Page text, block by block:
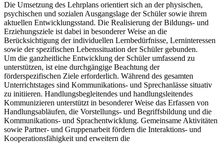
Die Umsetzung des Lehrplans orientiert sich an der physischen,
psychischen und sozialen Ausgangslage der Schüler sowie ihrem
aktuellen Entwicklungsstand. Die Realisierung der Bildungs- und
Erziehungsziele ist dabei in besonderer Weise an die
Berücksichtigung der individuellen Lernbedürfnisse, Lerninteressen
sowie der spezifischen Lebenssituation der Schüler gebunden.
Um die ganzheitliche Entwicklung der Schüler umfassend zu
unterstützen, ist eine durchgängige Beachtung der
förderspezifischen Ziele erforderlich. Während des gesamten
Unterrichtstages sind Kommunikations- und Sprechanlässe situativ
zu initiieren. Handlungsbegleitendes und handlungsleitendes
Kommunizieren unterstützt in besonderer Weise das Erfassen von
Handlungsabläufen, die Vorstellungs- und Begriffsbildung und die
Kommunikations- und Sprachentwicklung. Gemeinsame Aktivitäten
sowie Partner- und Gruppenarbeit fördern die Interaktions- und
Kooperationsfähigkeit und erweitern die